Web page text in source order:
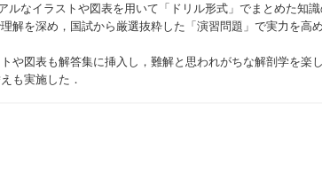
なイラストや図表を用いて「ドリル形式」でまとめた知識
解を深め，国試から厳選抜粋した「演習問題」で実力を
や図表も解答集に挿入し，難解と思われがちな解剖学を楽
も実施した．